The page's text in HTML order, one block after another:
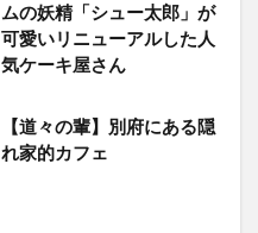
ムの妖精「シュー太郎」が
可愛いリニューアルした人
気ケーキ屋さん
【道々の輩】別府にある隠
れ家的カフェ